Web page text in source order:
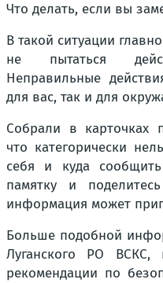
Что делать, если вы
В такой ситуации
не пытаться
Неправильные
для вас, так и для
Собрали в карточках
что категорически
себя и куда
памятку и
информация может
Больше подобной
Луганского РО ВСКС,
рекомендации по